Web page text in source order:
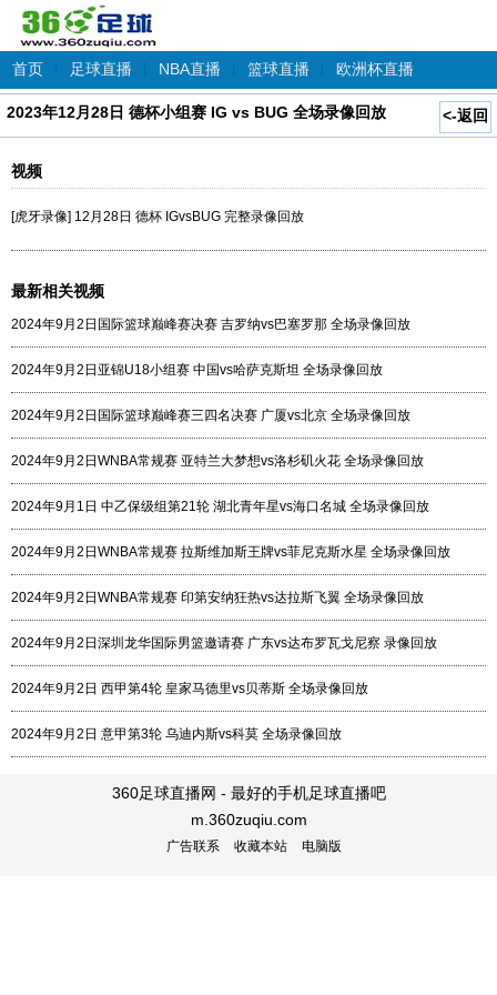
首页 足球直播 NBA直播 篮球直播 欧洲杯直播
<-返回
2023年12月28日 德杯小组赛 IG vs BUG 全场录像回放
视频
[虎牙录像] 12月28日 德杯 IGvsBUG 完整录像回放
最新相关视频
2024年9月2日国际篮球巅峰赛决赛 吉罗纳vs巴塞罗那 全场录像回放
2024年9月2日亚锦U18小组赛 中国vs哈萨克斯坦 全场录像回放
2024年9月2日国际篮球巅峰赛三四名决赛 广厦vs北京 全场录像回放
2024年9月2日WNBA常规赛 亚特兰大梦想vs洛杉矶火花 全场录像回放
2024年9月1日 中乙保级组第21轮 湖北青年星vs海口名城 全场录像回放
2024年9月2日WNBA常规赛 拉斯维加斯王牌vs菲尼克斯水星 全场录像回放
2024年9月2日WNBA常规赛 印第安纳狂热vs达拉斯飞翼 全场录像回放
2024年9月2日深圳龙华国际男篮邀请赛 广东vs达布罗瓦戈尼察 录像回放
2024年9月2日 西甲第4轮 皇家马德里vs贝蒂斯 全场录像回放
2024年9月2日 意甲第3轮 乌迪内斯vs科莫 全场录像回放
360足球直播网 - 最好的手机足球直播吧
m.360zuqiu.com
广告联系 收藏本站 电脑版